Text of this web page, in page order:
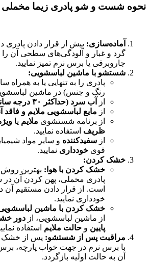
نحوه شست و شو پادری زیما مخملی
آماده‌سازی: پیش از قرار دادن پادری
گرد و غبار و آلودگی‌های سطحی آن را
جاروبرقی یا برس نرم تمیز نمایید.
شستشو با ماشین لباسشویی:
پادری را به تنهایی یا به همراه
رنگ و جنس) در ماشین
از
آب سرد (حداکثر ۳۰ درجه سانتیگراد)
از مایع لباسشویی ملایم و فاقد
از برنامه شستشوی ملایم یا
ظریف استفاده نمایید.
از سفیدکننده و سایر مواد
قوی خودداری نمایید.
خشک کردن:
خشک کردن با هوا: بهترین
پادری مخملی، پهن کردن آن در
است. از قرار دادن مستقیم
خودداری نمایید.
خشک کردن با ماشین
از ماشین لباسشویی، از دور
پایین و حالت ملایم استفاده
مراقبت پس از شستشو: پس از خشک
با برس نرم در جهت خواب پارچه، برس
آن به حالت اولیه بازگردد.